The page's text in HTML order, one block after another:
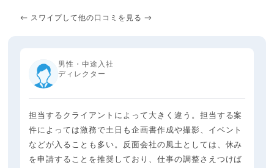
← スワイプして他の口コミを見る →
男性・中途入社
ディレクター
担当するクライアントによって大きく違う。担当する案
件によっては激務で土日も企画書作成や撮影、イベント
などが入ることも多い。反面会社の風土としては、休み
を申請することを推奨しており、仕事の調整さえつけば